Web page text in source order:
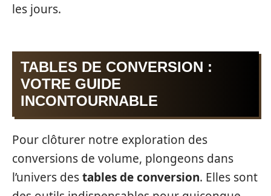
les jours.
TABLES DE CONVERSION :
VOTRE GUIDE
INCONTOURNABLE
Pour clôturer notre exploration des
conversions de volume, plongeons dans
l’univers destables de conversion. Elles sont